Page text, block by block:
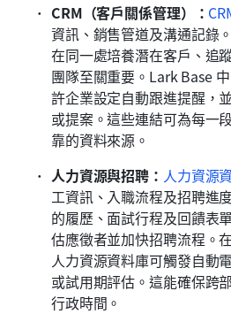
CRM（客戶關係管理）：
資訊、銷售管道及溝通記錄
在同一處培養潛在客戶、追
團隊至關重要。Lark Base
許企業設定自動跟進提醒，
或提案。這些連結可為每一
靠的資料來源。
人力資源與招聘： 人力資源
工資訊、入職流程及招聘進
的履歷、面試行程及回饋表
估應徵者並加快招聘流程。
人力資源資料庫可觸發自動
或試用期評估。這能確保跨
行政時間。